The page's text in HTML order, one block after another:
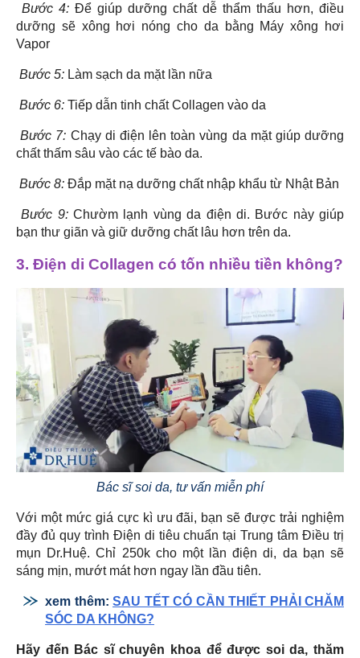
Bước 4: Để giúp dưỡng chất dễ thẩm thấu hơn, điều
dưỡng sẽ xông hơi nóng cho da bằng Máy xông hơi
Vapor
Bước 5: Làm sạch da mặt lần nữa
Bước 6: Tiếp dẫn tinh chất Collagen vào da
Bước 7: Chạy di điện lên toàn vùng da mặt giúp dưỡng
chất thấm sâu vào các tế bào da.
Bước 8: Đắp mặt nạ dưỡng chất nhập khẩu từ Nhật Bản
Bước 9:Chườm lạnh vùng da điện di. Bước này giúp
bạn thư giãn và giữ dưỡng chất lâu hơn trên da.
3. Điện di Collagen có tốn nhiều tiền không?
Bác sĩ soi da, tư vấn miễn phí
Với một mức giá cực kì ưu đãi, bạn sẽ được trải nghiệm
đầy đủ quy trình Điện di tiêu chuẩn tại Trung tâm Điều trị
mụn Dr.Huệ. Chỉ 250k cho một lần điện di, da bạn sẽ
sáng mịn, mướt mát hơn ngay lần đầu tiên.
xem thêm: SAU TẾT CÓ CẦN THIẾT PHẢI CHĂM
SÓC DA KHÔNG?
Hãy đến Bác sĩ chuyên khoa để được soi da, thăm